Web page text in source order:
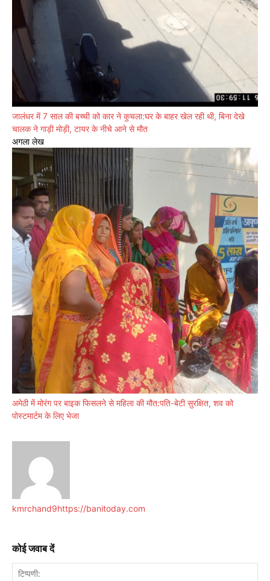
जालंधर में 7 साल की बच्ची को कार ने कुचला:घर के बाहर खेल रही थी, बिना देखे
चालक ने गाड़ी मोड़ी, टायर के नीचे आने से मौत
अगला लेख
अमेठी में मोरंग पर बाइक फिसलने से महिला की मौत:पति-बेटी सुरक्षित, शव को
पोस्टमार्टम के लिए भेजा
kmrchand9https://banitoday.com
कोई जवाब दें